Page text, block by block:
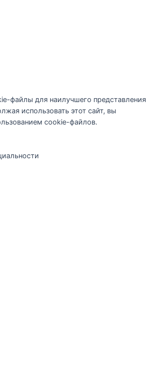
файлы для наилучшего представления
использовать этот сайт, вы
cookie-файлов.